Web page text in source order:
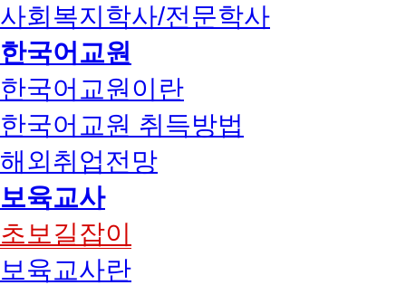
사회복지학사/전문학사
한국어교원
한국어교원이란
한국어교원 취득방법
해외취업전망
보육교사
초보길잡이
보육교사란